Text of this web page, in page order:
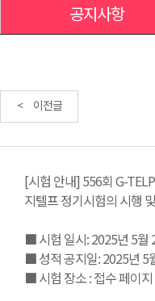
공지사항
< 이전글
[시험 안내] 556회 G-
지텔프 정기시험의 시행
■ 시험 일시: 2025년 5월
■ 성적 공지일: 2025년 5
■ 시험 장소 : 접수 페이